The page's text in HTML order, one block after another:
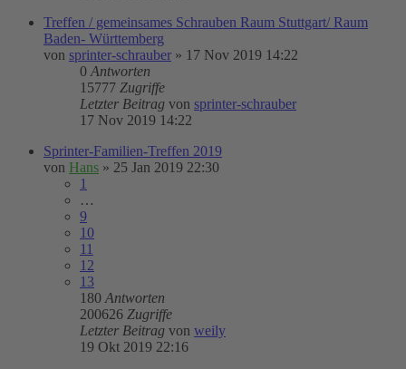
Treffen / gemeinsames Schrauben Raum Stuttgart/ Raum
Baden- Württemberg
von sprinter-schrauber » 17 Nov 2019 14:22
0 Antworten
15777 Zugriffe
Letzter Beitrag von sprinter-schrauber
17 Nov 2019 14:22
Sprinter-Familien-Treffen 2019
von Hans » 25 Jan 2019 22:30
1
…
9
10
11
12
13
180 Antworten
200626 Zugriffe
Letzter Beitrag von weily
19 Okt 2019 22:16